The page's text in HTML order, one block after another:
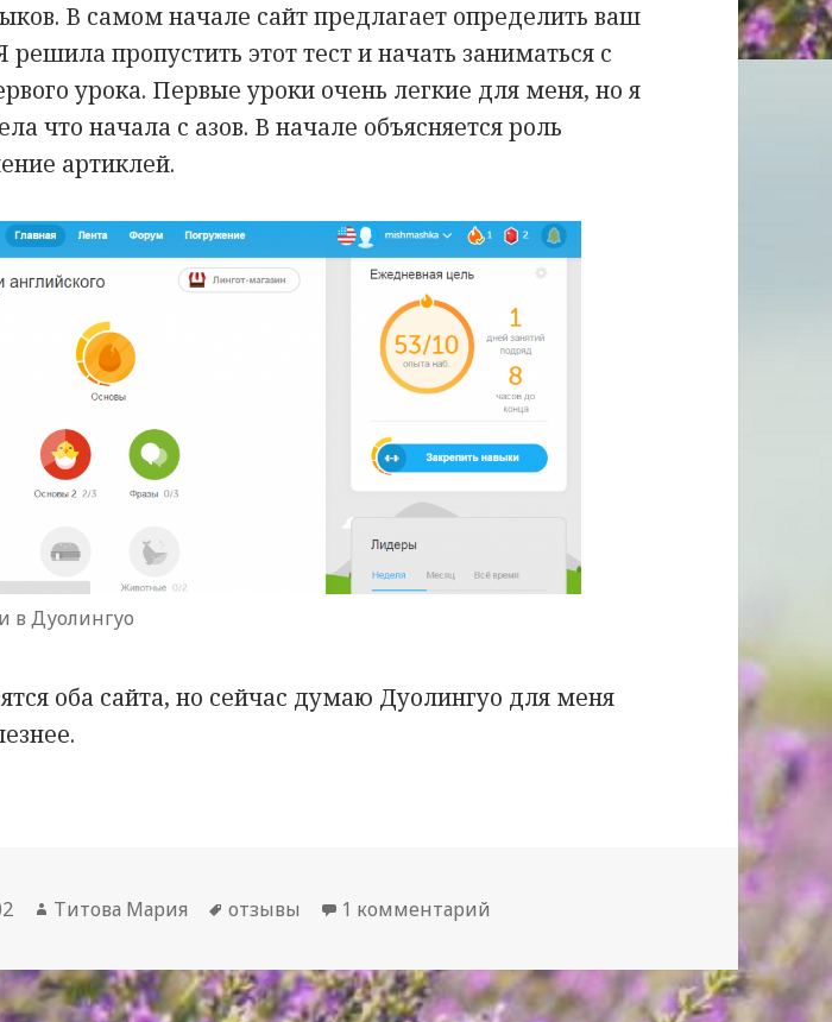
В самом начале сайт предлагает определить ваш
решила пропустить этот тест и начать заниматься с
урока. Первые уроки очень легкие для меня, но я
что начала с азов. В начале объясняется роль
артиклей.
в Дуолингуо
оба сайта, но сейчас думаю Дуолингуо для меня
Автор
Титова Мария Метки
отзывы 1 комментарий к записи lingualeo vs duolingo